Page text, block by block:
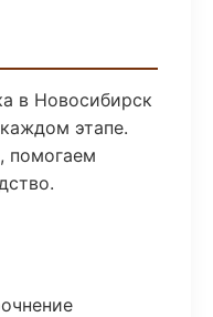
в Новосибирск
этапе.
помогаем